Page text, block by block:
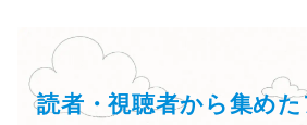
読者・視聴者から集め